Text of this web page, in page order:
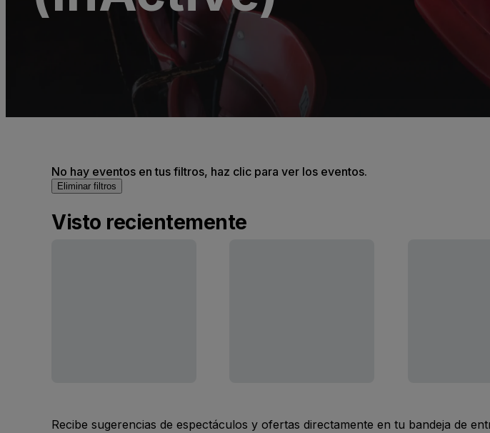
No hay eventos en tus filtros, haz clic para ver los eventos.
Eliminar filtros
Visto recientemente
Recibe sugerencias de espectáculos y ofertas directamente en tu bandeja de